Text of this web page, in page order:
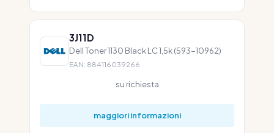
3J11D
Dell Toner 1130 Black LC 1,5k (593-10962)
EAN: 884116039266
su richiesta
maggiori informazioni